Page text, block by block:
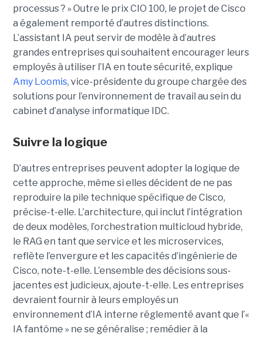
processus ? »Outre le prix CIO 100, le projet de Cisco
a également remporté d’autres distinctions.
L’assistant IA peut servir de modèle à d’autres
grandes entreprises qui souhaitent encourager leurs
employés à utiliser l’IA en toute sécurité, explique
Amy Loomis, vice-présidente du groupe chargée des
solutions pour l’environnement de travail au sein du
cabinet d’analyse informatique IDC.
Suivre la logique
D’autres entreprises peuvent adopter la logique de
cette approche, même si elles décident de ne pas
reproduire la pile technique spécifique de Cisco,
précise-t-elle. L’architecture, qui inclut l’intégration
de deux modèles, l’orchestration multicloud hybride,
le RAG en tant que service et les microservices,
reflète l’envergure et les capacités d’ingénierie de
Cisco, note-t-elle. L’ensemble des décisions sous-
jacentes est judicieux, ajoute-t-elle. Les entreprises
devraient fournir à leurs employés un
environnement d’IA interne réglementé avant que l’«
IA fantôme » ne se généralise ; remédier à la